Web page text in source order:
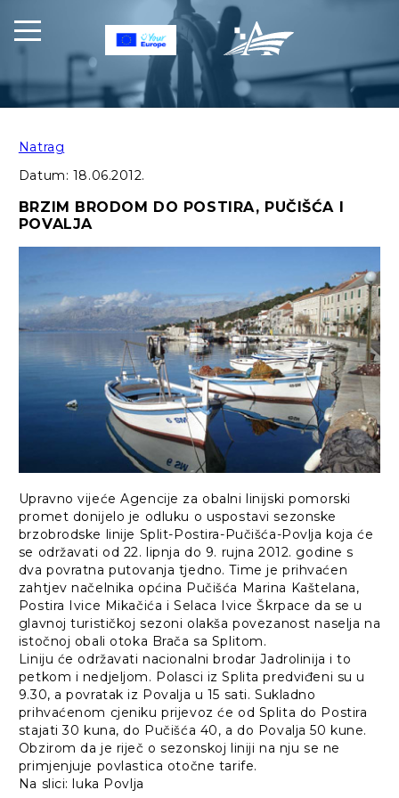
Natrag
Datum: 18.06.2012.
BRZIM BRODOM DO POSTIRA, PUČIŠĆA I
POVALJA
Upravno vijeće Agencije za obalni linijski pomorski
promet donijelo je odluku o uspostavi sezonske
brzobrodske linije Split-Postira-Pučišća-Povlja koja će
se održavati od 22. lipnja do 9. rujna 2012. godine s
dva povratna putovanja tjedno. Time je prihvaćen
zahtjev načelnika općina Pučišća Marina Kaštelana,
Postira Ivice Mikačića i Selaca Ivice Škrpace da se u
glavnoj turističkoj sezoni olakša povezanost naselja na
istočnoj obali otoka Brača sa Splitom.
Liniju će održavati nacionalni brodar Jadrolinija i to
petkom i nedjeljom. Polasci iz Splita predviđeni su u
9.30, a povratak iz Povalja u 15 sati. Sukladno
prihvaćenom cjeniku prijevoz će od Splita do Postira
stajati 30 kuna, do Pučišća 40, a do Povalja 50 kune.
Obzirom da je riječ o sezonskoj liniji na nju se ne
primjenjuje povlastica otočne tarife.
Na slici: luka Povlja